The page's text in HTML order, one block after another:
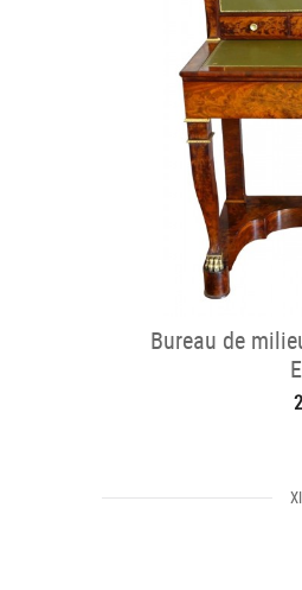
Bureau de